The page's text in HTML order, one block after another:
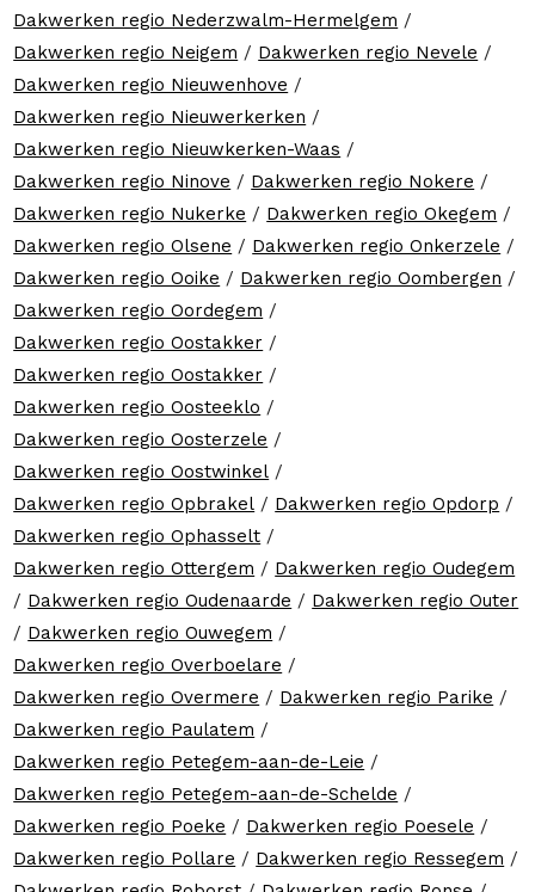
Dakwerken regio Nederzwalm-Hermelgem /
Dakwerken regio Neigem / Dakwerken regio Nevele /
Dakwerken regio Nieuwenhove /
Dakwerken regio Nieuwerkerken /
Dakwerken regio Nieuwkerken-Waas /
Dakwerken regio Ninove / Dakwerken regio Nokere /
Dakwerken regio Nukerke / Dakwerken regio Okegem /
Dakwerken regio Olsene / Dakwerken regio Onkerzele /
Dakwerken regio Ooike / Dakwerken regio Oombergen /
Dakwerken regio Oordegem /
Dakwerken regio Oostakker /
Dakwerken regio Oostakker /
Dakwerken regio Oosteeklo /
Dakwerken regio Oosterzele /
Dakwerken regio Oostwinkel /
Dakwerken regio Opbrakel / Dakwerken regio Opdorp /
Dakwerken regio Ophasselt /
Dakwerken regio Ottergem / Dakwerken regio Oudegem
/ Dakwerken regio Oudenaarde / Dakwerken regio Outer
/ Dakwerken regio Ouwegem /
Dakwerken regio Overboelare /
Dakwerken regio Overmere / Dakwerken regio Parike /
Dakwerken regio Paulatem /
Dakwerken regio Petegem-aan-de-Leie /
Dakwerken regio Petegem-aan-de-Schelde /
Dakwerken regio Poeke / Dakwerken regio Poesele /
Dakwerken regio Pollare / Dakwerken regio Ressegem /